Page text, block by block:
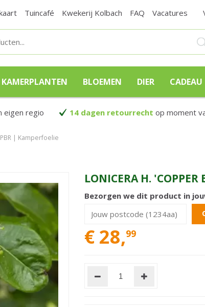
| Kamperfoelie
Tuincafé Kwekerij Kolbach FAQ Vacatures
KAMERPLANTEN BLOEMEN DIER CADEAU
eigen regio 14 dagen retourrecht op moment
LONICERA H.
Bezorgen we dit product in
€ 28,99